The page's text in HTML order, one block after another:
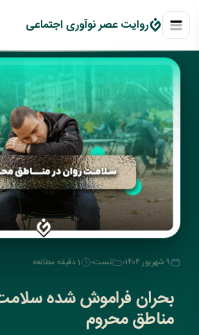
روايت عصر نوآوری اجتماعی
۹ شهریور ۱۴۰۴ تست 1 دقیقه مطالعه
بحران فراموش شده
مناطق محروم